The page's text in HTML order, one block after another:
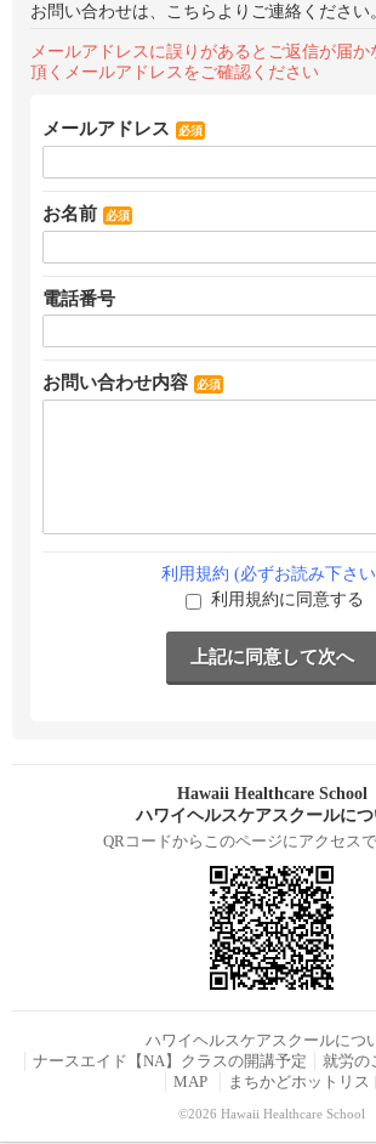
お問い合わせは、こちらよりご連絡ください。
メールアドレスに誤りがあるとご返信が届か
頂くメールアドレスをご確認ください
メールアドレス 必須
お名前 必須
電話番号
お問い合わせ内容 必須
利用規約 (必ずお読み下さ
利用規約に同意する
Hawaii Healthcare School
ハワイヘルスケアスクールに
QRコードからこのページにアクセスで
ハワイヘルスケアスクールにつ
ナースエイド【NA】クラスの開講予定
就労の
MAP
まちかどホットリス
©2026 Hawaii Healthcare School